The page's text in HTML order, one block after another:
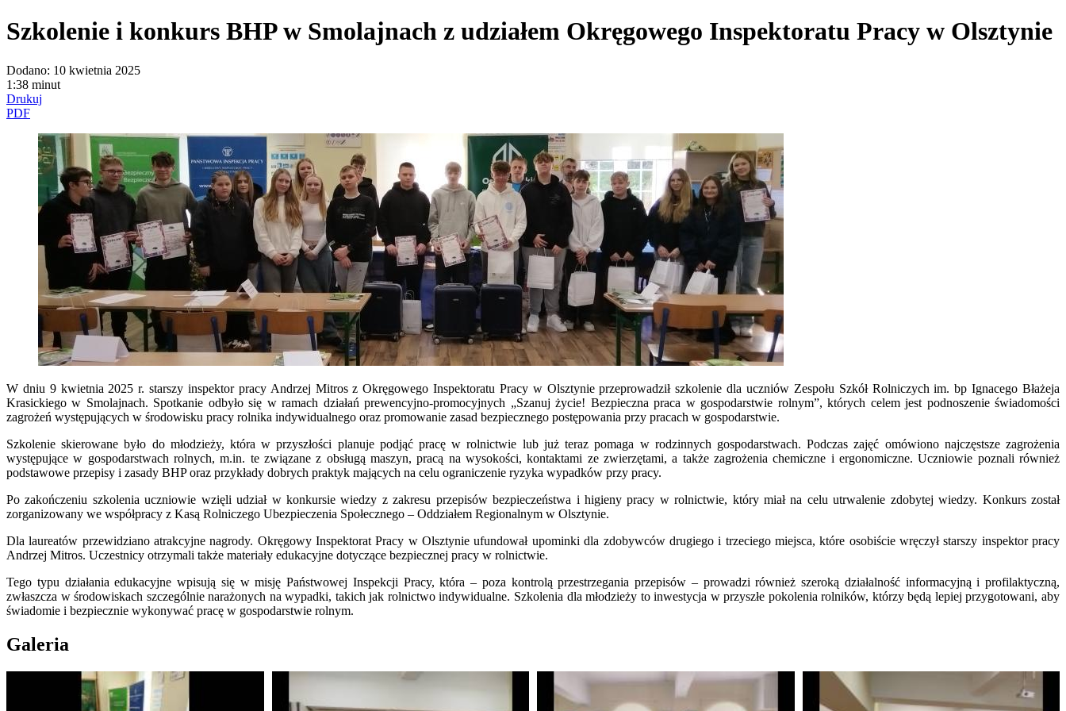
Szkolenie i konkurs BHP w Smolajnach z udziałem Okręgowego Inspektoratu Pracy w Olsztynie
Dodano: 10 kwietnia 2025
1:38 minut
Drukuj
PDF
W dniu 9 kwietnia 2025 r. starszy inspektor pracy Andrzej Mitros z Okręgowego Inspektoratu Pracy w Olsztynie przeprowadził szkolenie dla uczniów Zespołu Szkół Rolniczych im. bp Ignacego Błażeja
Krasickiego w Smolajnach. Spotkanie odbyło się w ramach działań prewencyjno-promocyjnych „Szanuj życie! Bezpieczna praca w gospodarstwie rolnym”, których celem jest podnoszenie świadomości
zagrożeń występujących w środowisku pracy rolnika indywidualnego oraz promowanie zasad bezpiecznego postępowania przy pracach w gospodarstwie.
Szkolenie skierowane było do młodzieży, która w przyszłości planuje podjąć pracę w rolnictwie lub już teraz pomaga w rodzinnych gospodarstwach. Podczas zajęć omówiono najczęstsze zagrożenia
występujące w gospodarstwach rolnych, m.in. te związane z obsługą maszyn, pracą na wysokości, kontaktami ze zwierzętami, a także zagrożenia chemiczne i ergonomiczne. Uczniowie poznali również
podstawowe przepisy i zasady BHP oraz przykłady dobrych praktyk mających na celu ograniczenie ryzyka wypadków przy pracy.
Po zakończeniu szkolenia uczniowie wzięli udział w konkursie wiedzy z zakresu przepisów bezpieczeństwa i higieny pracy w rolnictwie, który miał na celu utrwalenie zdobytej wiedzy. Konkurs został
zorganizowany we współpracy z Kasą Rolniczego Ubezpieczenia Społecznego – Oddziałem Regionalnym w Olsztynie.
Dla laureatów przewidziano atrakcyjne nagrody. Okręgowy Inspektorat Pracy w Olsztynie ufundował upominki dla zdobywców drugiego i trzeciego miejsca, które osobiście wręczył starszy inspektor pracy
Andrzej Mitros. Uczestnicy otrzymali także materiały edukacyjne dotyczące bezpiecznej pracy w rolnictwie.
Tego typu działania edukacyjne wpisują się w misję Państwowej Inspekcji Pracy, która – poza kontrolą przestrzegania przepisów – prowadzi również szeroką działalność informacyjną i profilaktyczną,
zwłaszcza w środowiskach szczególnie narażonych na wypadki, takich jak rolnictwo indywidualne. Szkolenia dla młodzieży to inwestycja w przyszłe pokolenia rolników, którzy będą lepiej przygotowani, aby
świadomie i bezpiecznie wykonywać pracę w gospodarstwie rolnym.
Galeria